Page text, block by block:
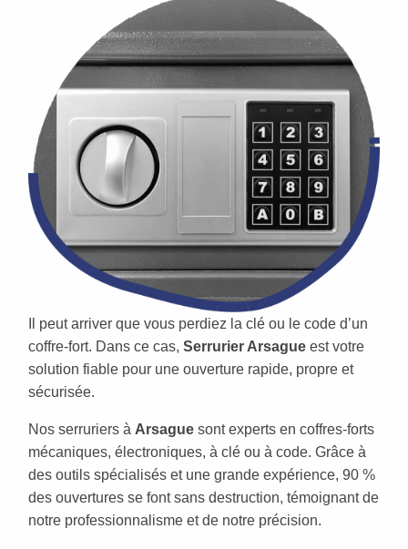
Il peut arriver que vous perdiez la clé ou le code d’un
coffre-fort. Dans ce cas, Serrurier Arsague est votre
solution fiable pour une ouverture rapide, propre et
sécurisée.
Nos serruriers à Arsague sont experts en coffres-forts
mécaniques, électroniques, à clé ou à code. Grâce à
des outils spécialisés et une grande expérience, 90 %
des ouvertures se font sans destruction, témoignant de
notre professionnalisme et de notre précision.